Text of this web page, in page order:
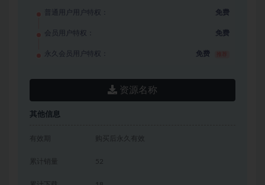
普通用户用户特权： 免费
会员用户特权： 免费
永久会员用户特权： 免费
资源名称
其他信息
有效期 购买后永久有效
累计销量 52